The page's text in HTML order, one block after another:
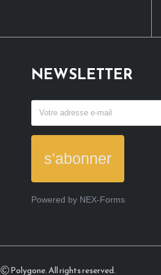
NEWSLETTER
s'abonner
Powered by NEX-Forms
Polygone. All rights reserved.